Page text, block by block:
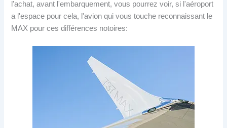
l'achat, avant l'embarquement, vous pourrez voir, si l'aéroport
a l'espace pour cela, l'avion qui vous touche reconnaissant le
MAX pour ces différences notoires: